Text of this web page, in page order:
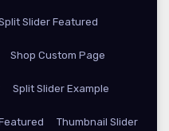
Slider Featured
Shop Custom Page
Split Slider Example
Thumbnail Slider